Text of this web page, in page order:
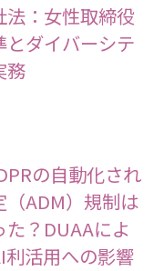
法：女性取締役
とダイバーシテ
務
の自動化され
（ADM）規制は
た？DUAAによ
利活用への影響